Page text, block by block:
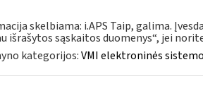
skelbiama: i.APS Taip, galima.
išrašytos sąskaitos duomenys“, jei
kategorijos:VMI elektroninės